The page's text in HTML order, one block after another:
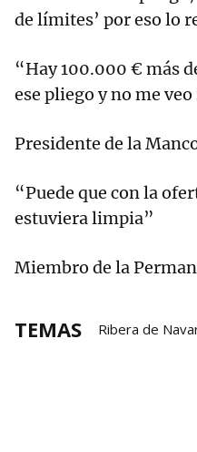
de límites’ por eso lo
“Hay 100.000 € más
ese pliego y no me
Presidente de la
“Puede que con la
estuviera limpia”
Miembro de la
TEMAS Ribera de